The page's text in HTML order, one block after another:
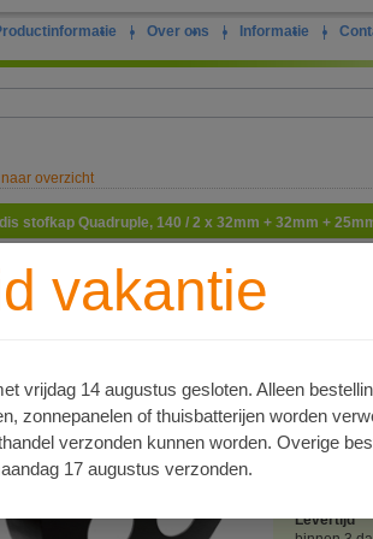
| Over ons | Informatie |
vakantie
vrijdag 14 augustus gesloten. Alleen
zonnepanelen of thuisbatterijen worden
verzonden kunnen worden. Overige
17 augustus verzonden.
overzicht
stofkap Quadruple, 140 / 2 x 32mm + 32mm +
transport
montage
een
Type
Terrendis
32mm +
Levertijd